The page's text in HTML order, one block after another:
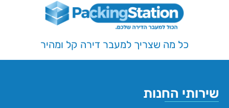
כל מה שצריך למעבר דירה קל ומהיר
שירותי החנות